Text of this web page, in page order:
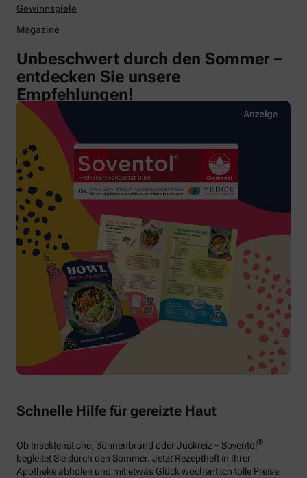
Gewinnspiele
Magazine
Unbeschwert durch den Sommer –
entdecken Sie unsere
Empfehlungen!
Schnelle Hilfe für gereizte Haut
Ob Insektenstiche, Sonnenbrand oder Juckreiz – Soventol®
begleitet Sie durch den Sommer. Jetzt Rezeptheft in Ihrer
Apotheke abholen und mit etwas Glück wöchentlich tolle Preise